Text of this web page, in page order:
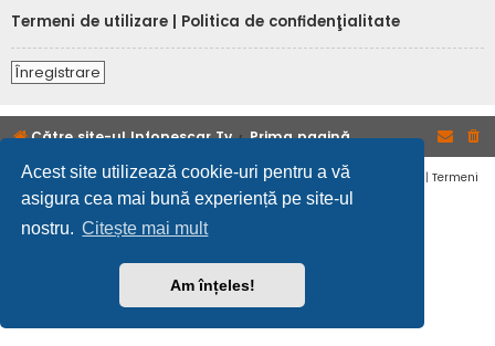
Acest site utilizează cookie-uri pentru a vă
asigura cea mai bună experiență pe site-ul
nostru. Citește mai mult
Am înțeles!
Termeni de utilizare
Politica de confidenţialitate
Înregistrare
Către site-ul Infopescar Tv Prima pagină
Confidențialitate | Termeni